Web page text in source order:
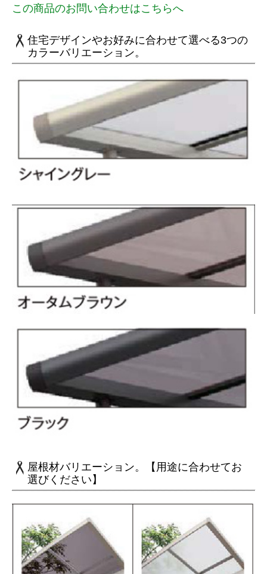
ガレージ
サイクルポート
ワンデイリフォーム
リフォーム玄関ドア 浴室中折れドア
二重窓(インプラス）・リプラス
面格子・シャッター
よくある質問
お見積り・お問合せ
この商品のお問い合わせはこちらへ
住宅デザインやお好みに合わせて選べる3つの
カラーバリエーション。
屋根材バリエーション。【用途に合わせてお
選びください】